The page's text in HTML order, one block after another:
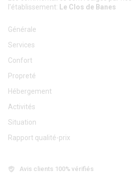
l'établissement: Le Clos de Banes
Générale
Services
Confort
Propreté
Hébergement
Activités
Situation
Rapport qualité-prix
Avis clients 100% vérifiés